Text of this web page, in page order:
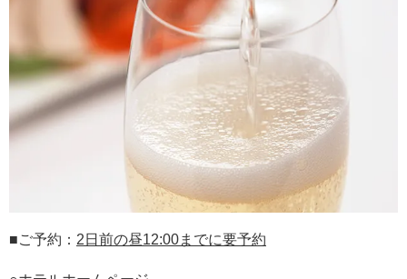
■ご予約： 2日前の昼12:00までに要予約